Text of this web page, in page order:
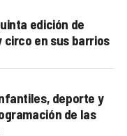
edición de
en sus barrios
deporte y
de las